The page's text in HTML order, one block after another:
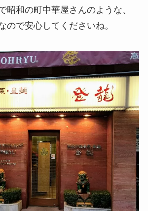
昭和の町中華屋さんのような、
ので安心してくださいね。